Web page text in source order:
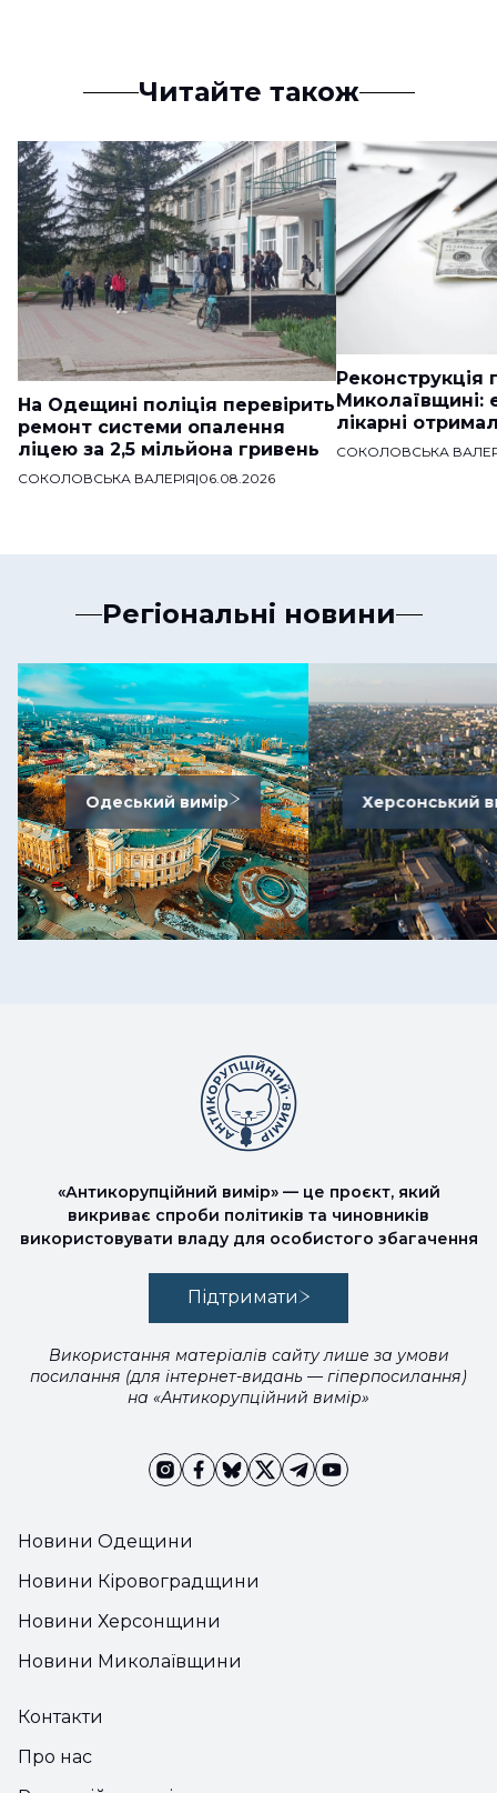
Читайте також
На Одещині поліція перевірить
ремонт системи опалення
ліцею за 2,5 мільйона гривень
СОКОЛОВСЬКА ВАЛЕРІЯ|06.08.2026
Реконструкція
Миколаївщині:
лікарні
СОКОЛОВСЬКА
Регіональні новини
Одеський вимір Херсонський
Новини Одещини
Новини Кіровоградщини
Новини Херсонщини
Новини Миколаївщини
«Антикорупційний вимір» — це проєкт, який
викриває спроби політиків та чиновників
використовувати владу для особистого збагачення
Підтримати
Використання матеріалів сайту лише за умови
посилання (для інтернет-видань — гіперпосилання)
на «Антикорупційний вимір»
Контакти
Про нас